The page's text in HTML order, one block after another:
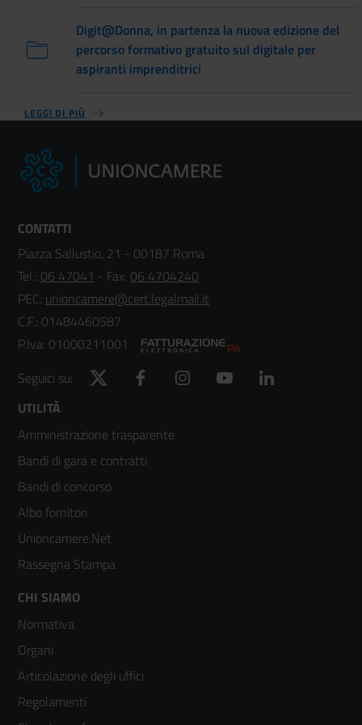
Digit@Donna, in partenza la nuova edizione del
percorso formativo gratuito sul digitale per
aspiranti imprenditrici
LEGGI DI PIÙ
CONTATTI
Piazza Sallustio, 21 - 00187 Roma
Tel.: 06 47041 - Fax: 06 4704240
PEC: unioncamere@cert.legalmail.it
C.F.: 01484460587
P.Iva: 01000211001
Seguici su:
Twitter Facebook Instagram YouTube
Footer
menù
colonna
2
UTILITÀ
Amministrazione trasparente
Bandi di gara e contratti
Bandi di concorso
Albo fornitori
Unioncamere.Net
Rassegna Stampa
Footer
menù
colonna
3
CHI SIAMO
Normativa
Organi
Articolazione degli uffici
Regolamenti